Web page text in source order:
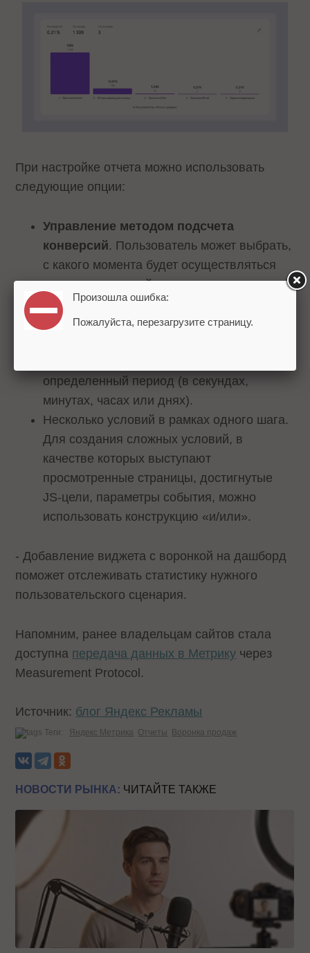
При настройке отчета можно использовать
следующие опции:
Управление методом подсчета
конверсий. Пользователь может выбрать,
с какого момента будет осуществляться
подсчет конверсий: от первого шага или от
предыдущего шага.
Окно воронкипозволяет задать время, за
определенный период (в секундах,
минутах, часах или днях).
Несколько условий в рамках одного шага.
Для создания сложных условий, в
качестве которых выступают
просмотренные страницы, достигнутые
JS-цели, параметры события, можно
использовать конструкцию «и/или».
- Добавление виджета с воронкой на дашборд
поможет отслеживать статистику нужного
пользовательского сценария.
Напомним, ранее владельцам сайтов стала
доступна передача данных в Метрику через
Measurement Protocol.
Источник: блог Яндекс Рекламы
Теги: Яндекс Метрика Отчеты Воронка продаж
НОВОСТИ РЫНКА: ЧИТАЙТЕ ТАКЖЕ
Произошла ошибка:
Пожалуйста, перезагрузите страницу.